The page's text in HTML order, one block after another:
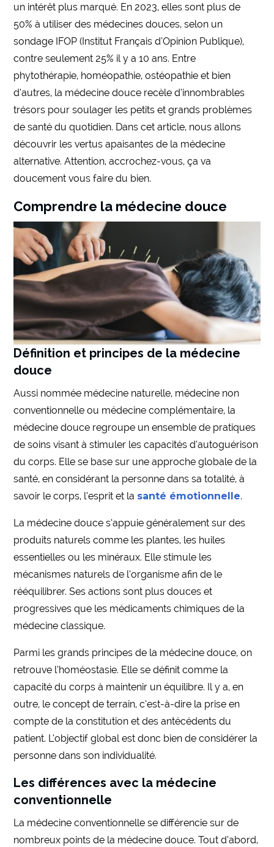
un intérêt plus marqué. En 2023, elles sont plus de
50% à utiliser des médecines douces, selon un
sondage IFOP (Institut Français d’Opinion Publique),
contre seulement 25% il y a 10 ans. Entre
phytothérapie, homéopathie, ostéopathie et bien
d’autres, la médecine douce recèle d’innombrables
trésors pour soulager les petits et grands problèmes
de santé du quotidien. Dans cet article, nous allons
découvrir les vertus apaisantes de la médecine
alternative. Attention, accrochez-vous, ça va
doucement vous faire du bien.
Comprendre la médecine douce
Définition et principes de la médecine
douce
Aussi nommée médecine naturelle, médecine non
conventionnelle ou médecine complémentaire, la
médecine douce regroupe un ensemble de pratiques
de soins visant à stimuler les capacités d’autoguérison
du corps. Elle se base sur une approche globale de la
santé, en considérant la personne dans sa totalité, à
savoir le corps, l’esprit et la santé émotionnelle.
La médecine douce s’appuie généralement sur des
produits naturels comme les plantes, les huiles
essentielles ou les minéraux. Elle stimule les
mécanismes naturels de l’organisme afin de le
rééquilibrer. Ses actions sont plus douces et
progressives que les médicaments chimiques de la
médecine classique.
Parmi les grands principes de la médecine douce, on
retrouve l’homéostasie. Elle se définit comme la
capacité du corps à maintenir un équilibre. Il y a, en
outre, le concept de terrain, c’est-à-dire la prise en
compte de la constitution et des antécédents du
patient. L’objectif global est donc bien de considérer la
personne dans son individualité.
Les différences avec la médecine
conventionnelle
La médecine conventionnelle se différencie sur de
nombreux points de la médecine douce. Tout d’abord,